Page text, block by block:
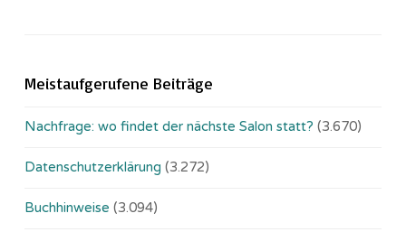
Meistaufgerufene Beiträge
Nachfrage: wo findet der nächste Salon statt? (3.670)
Datenschutzerklärung (3.272)
Buchhinweise (3.094)